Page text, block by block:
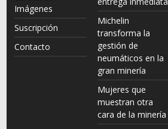
Imágenes
Suscripción
Contacto
Michelin
transforma la
gestión de
neumáticos en la
gran minería
Mujeres que
muestran otra
cara de la minería